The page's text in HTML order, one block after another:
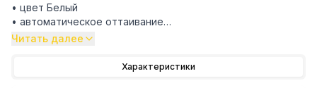
• цвет Белый
• автоматическое оттаивание
• Складная полка
• регулировка влажности Humidity control
Читать далее
Характеристики